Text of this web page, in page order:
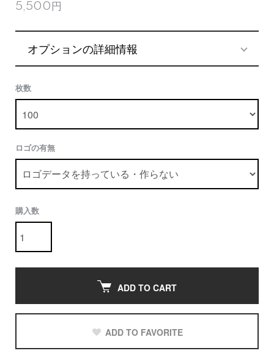
5,500円
オプションの詳細情報
枚数
ロゴの有無
購入数
ADD TO CART
ADD TO FAVORITE